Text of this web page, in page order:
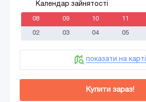
Календар зайнятості
08 09 10 11
02 03 04 05
показати на карті
Купити зараз!